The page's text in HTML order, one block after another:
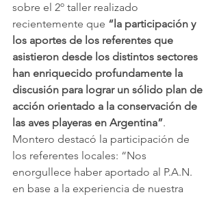
sobre el 2º taller realizado
recientemente que “la participación y
los aportes de los referentes que
asistieron desde los distintos sectores
han enriquecido profundamente la
discusión para lograr un sólido plan de
acción orientado a la conservación de
las aves playeras en Argentina”.
Montero destacó la participación de
los referentes locales: “Nos
enorgullece haber aportado al P.A.N.
en base a la experiencia de nuestra